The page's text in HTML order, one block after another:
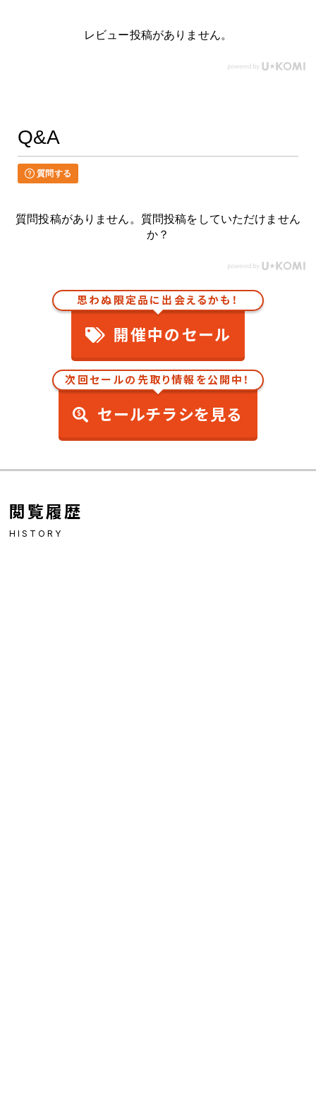
レビュー投稿がありません。
Q&A
質問する
質問投稿がありません。質問投稿をしていただけません
か？
思わぬ限定品に出会えるかも！
開催中のセール
次回セールの先取り情報を公開中！
セールチラシを見る
閲覧履歴
HISTORY